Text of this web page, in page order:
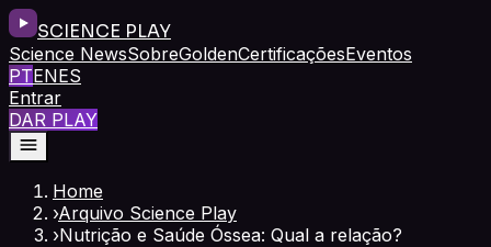
SCIENCE PLAY
Science NewsSobreGoldenCertificaçõesEventos
PTENES
Entrar
DAR PLAY
Home
›Arquivo Science Play
›Nutrição e Saúde Óssea: Qual a relação?